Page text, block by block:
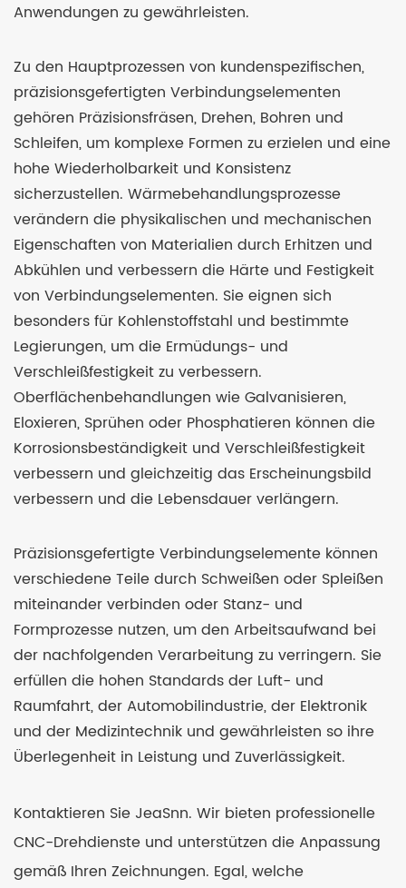
Anwendungen zu gewährleisten.
Zu den Hauptprozessen von kundenspezifischen,
präzisionsgefertigten Verbindungselementen
gehören Präzisionsfräsen, Drehen, Bohren und
Schleifen, um komplexe Formen zu erzielen und eine
hohe Wiederholbarkeit und Konsistenz
sicherzustellen. Wärmebehandlungsprozesse
verändern die physikalischen und mechanischen
Eigenschaften von Materialien durch Erhitzen und
Abkühlen und verbessern die Härte und Festigkeit
von Verbindungselementen. Sie eignen sich
besonders für Kohlenstoffstahl und bestimmte
Legierungen, um die Ermüdungs- und
Verschleißfestigkeit zu verbessern.
Oberflächenbehandlungen wie Galvanisieren,
Eloxieren, Sprühen oder Phosphatieren können die
Korrosionsbeständigkeit und Verschleißfestigkeit
verbessern und gleichzeitig das Erscheinungsbild
verbessern und die Lebensdauer verlängern.
Präzisionsgefertigte Verbindungselemente können
verschiedene Teile durch Schweißen oder Spleißen
miteinander verbinden oder Stanz- und
Formprozesse nutzen, um den Arbeitsaufwand bei
der nachfolgenden Verarbeitung zu verringern. Sie
erfüllen die hohen Standards der Luft- und
Raumfahrt, der Automobilindustrie, der Elektronik
und der Medizintechnik und gewährleisten so ihre
Überlegenheit in Leistung und Zuverlässigkeit.
Kontaktieren Sie JeaSnn. Wir bieten professionelle
CNC-Drehdienste und unterstützen die Anpassung
gemäß Ihren Zeichnungen. Egal, welche